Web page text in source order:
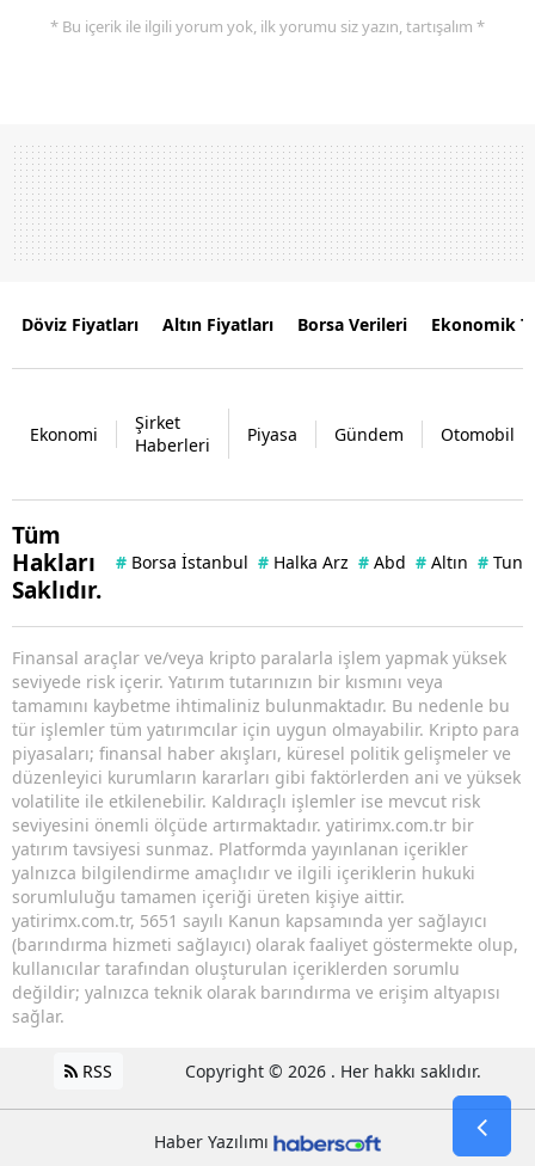
* Bu içerik ile ilgili yorum yok, ilk yorumu siz yazın, tartışalım *
Döviz Fiyatları Altın Fiyatları Borsa Verileri Ekonomik
Ekonomi
Şirket
Haberleri
Piyasa Gündem Otomobil
Tüm
Hakları
Saklıdır.
# Borsa İstanbul # Halka Arz # Abd # Altın #
Finansal araçlar ve/veya kripto paralarla işlem yapmak yüksek
seviyede risk içerir. Yatırım tutarınızın bir kısmını veya
tamamını kaybetme ihtimaliniz bulunmaktadır. Bu nedenle bu
tür işlemler tüm yatırımcılar için uygun olmayabilir. Kripto para
piyasaları; finansal haber akışları, küresel politik gelişmeler ve
düzenleyici kurumların kararları gibi faktörlerden ani ve yüksek
volatilite ile etkilenebilir. Kaldıraçlı işlemler ise mevcut risk
seviyesini önemli ölçüde artırmaktadır. yatirimx.com.tr bir
yatırım tavsiyesi sunmaz. Platformda yayınlanan içerikler
yalnızca bilgilendirme amaçlıdır ve ilgili içeriklerin hukuki
sorumluluğu tamamen içeriği üreten kişiye aittir.
yatirimx.com.tr, 5651 sayılı Kanun kapsamında yer sağlayıcı
(barındırma hizmeti sağlayıcı) olarak faaliyet göstermekte olup,
kullanıcılar tarafından oluşturulan içeriklerden sorumlu
değildir; yalnızca teknik olarak barındırma ve erişim altyapısı
sağlar.
RSS Copyright © 2026 . Her hakkı saklıdır.
Haber Yazılımı